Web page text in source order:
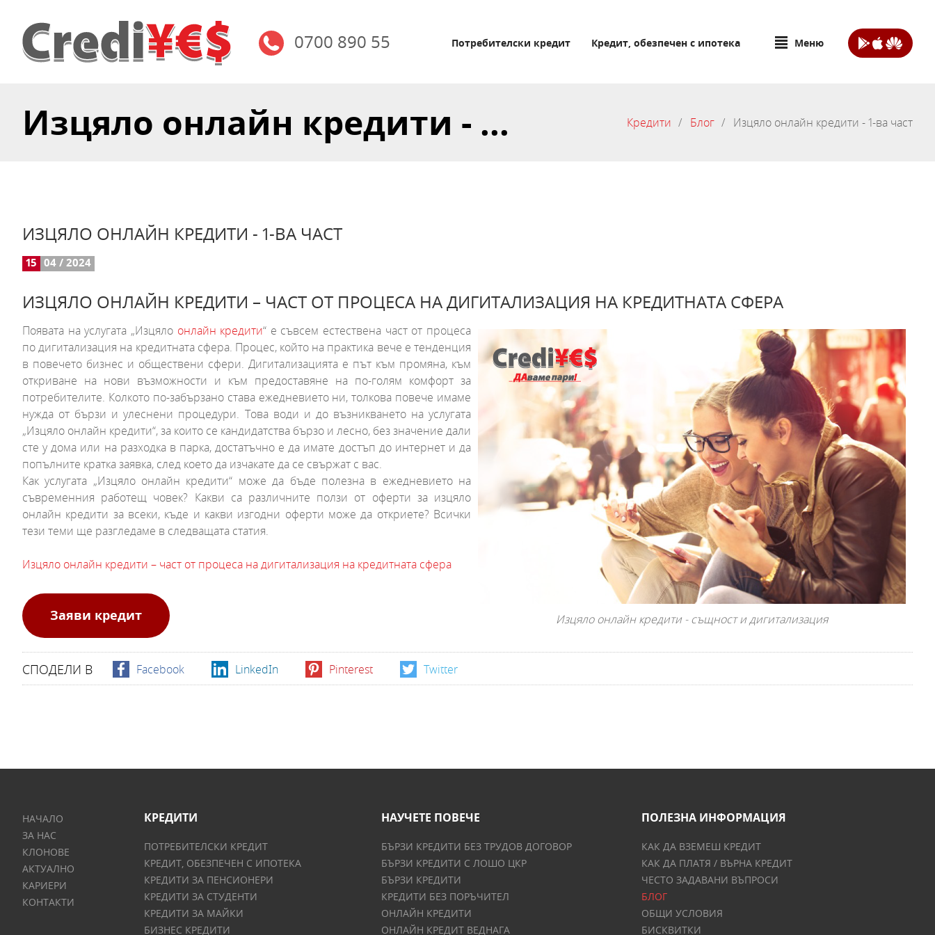
0700 890 55 Меню
Потребителски кредит Кредит, обезпечен с ипотека
Изцяло онлайн кредити - ... Кредити Блог Изцяло онлайн кредити - 1-ва част
ИЗЦЯЛО ОНЛАЙН КРЕДИТИ - 1-ВА ЧАСТ
15 04 / 2024
ИЗЦЯЛО ОНЛАЙН КРЕДИТИ – ЧАСТ ОТ ПРОЦЕСА НА ДИГИТАЛИЗАЦИЯ НА КРЕДИТНАТА СФЕРА
Изцяло онлайн кредити - същност и дигитализация
Появата на услугата „Изцяло онлайн кредити“ е съвсем естествена част от процеса
по дигитализация на кредитната сфера. Процес, който на практика вече е тенденция
в повечето бизнес и обществени сфери. Дигитализацията е път към промяна, към
откриване на нови възможности и към предоставяне на по-голям комфорт за
потребителите. Колкото по-забързано става ежедневието ни, толкова повече имаме
нужда от бързи и улеснени процедури. Това води и до възникването на услугата
„Изцяло онлайн кредити“, за които се кандидатства бързо и лесно, без значение дали
сте у дома или на разходка в парка, достатъчно е да имате достъп до интернет и да
попълните кратка заявка, след което да изчакате да се свържат с вас.
Как услугата „Изцяло онлайн кредити“ може да бъде полезна в ежедневието на
съвременния работещ човек? Какви са различните ползи от оферти за изцяло
онлайн кредити за всеки, къде и какви изгодни оферти може да откриете? Всички
тези теми ще разгледаме в следващата статия.
Изцяло онлайн кредити – част от процеса на дигитализация на кредитната сфера
Заяви кредит
СПОДЕЛИ В Facebook LinkedIn Pinterest Twitter
НАЧАЛО
ЗА НАС
КЛОНОВЕ
АКТУАЛНО
КАРИЕРИ
КОНТАКТИ
КРЕДИТИ
ПОТРЕБИТЕЛСКИ КРЕДИТ
КРЕДИТ, ОБЕЗПЕЧЕН С ИПОТЕКА
КРЕДИТИ ЗА ПЕНСИОНЕРИ
КРЕДИТИ ЗА СТУДЕНТИ
КРЕДИТИ ЗА МАЙКИ
БИЗНЕС КРЕДИТИ
НАУЧЕТЕ ПОВЕЧЕ
БЪРЗИ КРЕДИТИ БЕЗ ТРУДОВ ДОГОВОР
БЪРЗИ КРЕДИТИ С ЛОШО ЦКР
БЪРЗИ КРЕДИТИ
КРЕДИТИ БЕЗ ПОРЪЧИТЕЛ
ОНЛАЙН КРЕДИТИ
ОНЛАЙН КРЕДИТ ВЕДНАГА
ПОЛЕЗНА ИНФОРМАЦИЯ
КАК ДА ВЗЕМЕШ КРЕДИТ
КАК ДА ПЛАТЯ / ВЪРНА КРЕДИТ
ЧЕСТО ЗАДАВАНИ ВЪПРОСИ
БЛОГ
ОБЩИ УСЛОВИЯ
БИСКВИТКИ